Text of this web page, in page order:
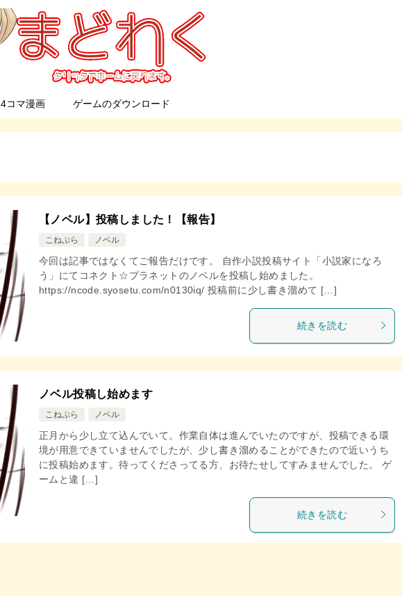
4コマ漫画 ゲームのダウンロード
【ノベル】投稿しました！【報告】
こねぷら ノベル
今回は記事ではなくてご報告だけです。 自作小説投稿サイト「小説家になろ
う」にてコネクト☆プラネットのノベルを投稿し始めました。
https://ncode.syosetu.com/n0130iq/ 投稿前に少し書き溜めて […]
続きを読む
ノベル投稿し始めます
こねぷら ノベル
正月から少し立て込んでいて。作業自体は進んでいたのですが、投稿できる環
境が用意できていませんでしたが、少し書き溜めることができたので近いうち
に投稿始めます。待ってくださってる方、お待たせしてすみませんでした。 ゲ
ームと違 […]
続きを読む